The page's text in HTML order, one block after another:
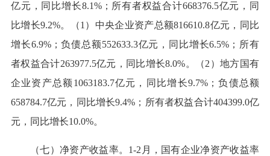
亿元，同比增长8.1%；所有者权益合计668376.5亿元，同
比增长9.2%。（1）中央企业资产总额816610.8亿元，同比
增长6.9%；负债总额552633.3亿元，同比增长6.5%；所有
者权益合计263977.5亿元，同比增长8.0%。（2）地方国有
企业资产总额1063183.7亿元，同比增长9.7%；负债总额
658784.7亿元，同比增长9.4%；所有者权益合计404399.0亿
元，同比增长10.0%。
（七）净资产收益率。1-2月，国有企业净资产收益率